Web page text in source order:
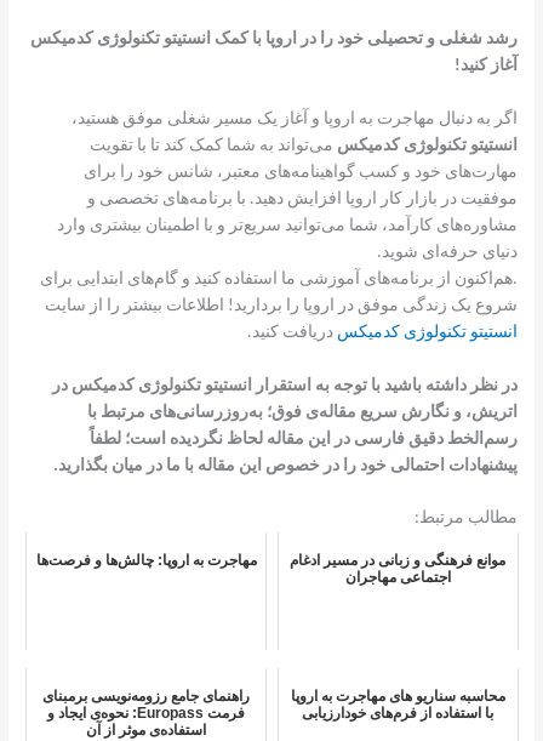
رشد شغلی و تحصیلی خود را در اروپا با کمک انستیتو تکنولوژی کدمیکس
آغاز کنید !
اگر به دنبال مهاجرت به اروپا و آغاز یک مسیر شغلی موفق هستید،
انستیتو تکنولوژی کدمیکس می‌تواند به شما کمک کند تا با تقویت
مهارت‌های خود و کسب گواهینامه‌های معتبر، شانس خود را برای
موفقیت در بازار کار اروپا افزایش دهید. با برنامه‌های تخصصی و
مشاوره‌های کارآمد، شما می‌توانید سریع‌تر و با اطمینان بیشتری وارد
دنیای حرفه‌ای شوید.
.هم‌اکنون از برنامه‌های آموزشی ما استفاده کنید و گام‌های ابتدایی برای
شروع یک زندگی موفق در اروپا را بردارید! اطلاعات بیشتر را از سایت
انستیتو تکنولوژی کدمیکس دریافت کنید.
در نظر داشته باشید با توجه به استقرار انستیتو تکنولوژی کدمیکس در
اتریش، و نگارش سریع مقاله‌ی فوق؛ به‌روزرسانی‌های مرتبط با
رسم‌الخط دقیق فارسی در این مقاله لحاظ نگردیده است؛ لطفاً
پیشنهادات احتمالی خود را در خصوص این مقاله با ما در میان بگذارید.
مطالب مرتبط:
موانع فرهنگی و زبانی در مسیر ادغام
اجتماعی مهاجران
مهاجرت به اروپا: چالش‌ها و فرصت‌ها
محاسبه سناریو های مهاجرت به اروپا
با استفاده از فرم‌های خودارزیابی
راهنمای جامع رزومه‌نویسی برمبنای
فرمت Europass: نحوه‌ی ایجاد و
استفاده‌ی موثر از آن